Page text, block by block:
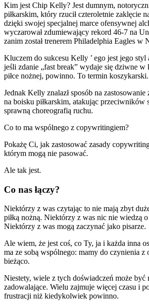
Kim jest Chip Kelly? Jest dumnym,
piłkarskim, który rzucił czteroletnie zaklęcie
dzięki swojej specjalnej marce ofensywnej
wyczarował zdumiewający rekord 46-7 na
zanim został trenerem Philadelphia Eagles w
Kluczem do sukcesu Kelly ’ ego jest jego styl
jeśli zdanie „fast break” wydaje się dziwne w
piłce nożnej, powinno. To termin koszykarski.
Jednak Kelly znalazł sposób na
na boisku piłkarskim, atakując przeciwników
sprawną choreografią ruchu.
Co to ma wspólnego z copywritingiem?
Pokażę Ci, jak zastosować zasady
którym mogą nie pasować.
Ale tak jest.
Co nas łączy?
Niektórzy z was czytając to nie mają zbyt
piłką nożną. Niektórzy z was nic nie wiedzą
Niektórzy z was mogą zaczynać jako pisarze.
Ale wiem, że jest coś, co Ty, ja i każda inna
ma ze sobą wspólnego: mamy do czynienia z
bieżąco.
Niestety, wiele z tych doświadczeń może być
zadowalające. Wielu zajmuje więcej czasu i
frustracji niż kiedykolwiek powinno.